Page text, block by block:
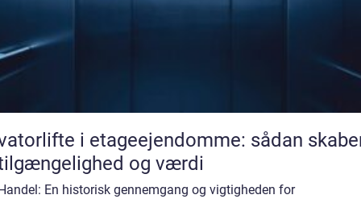
i etageejendomme: sådan
og værdi
En historisk gennemgang og vigtigheden for